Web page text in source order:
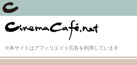
※本サイトはアフィリエイト広告を利用しています